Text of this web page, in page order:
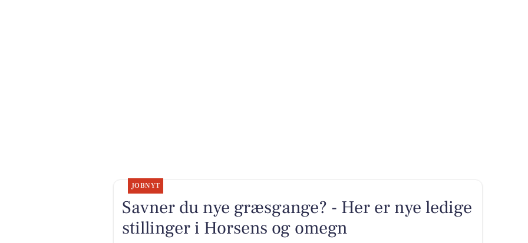
JOBNYT
Savner du nye græsgange? - Her er nye ledige
stillinger i Horsens og omegn